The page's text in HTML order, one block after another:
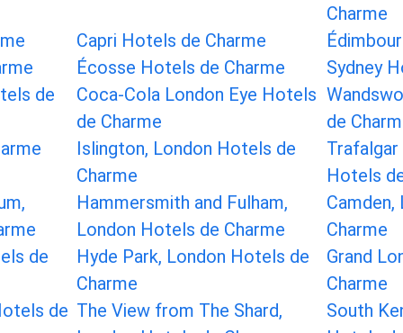
Charme
Capri Hotels de Charme
Écosse Hotels de Charme
Sydney
de
Coca-Cola London Eye Hotels
de Charme
de
Islington, London Hotels de
Charme
Trafalgar
Hotels
Hammersmith and Fulham,
London Hotels de Charme
Charme
de
Hyde Park, London Hotels de
Charme
Grand
Charme
de The View from The Shard,
South